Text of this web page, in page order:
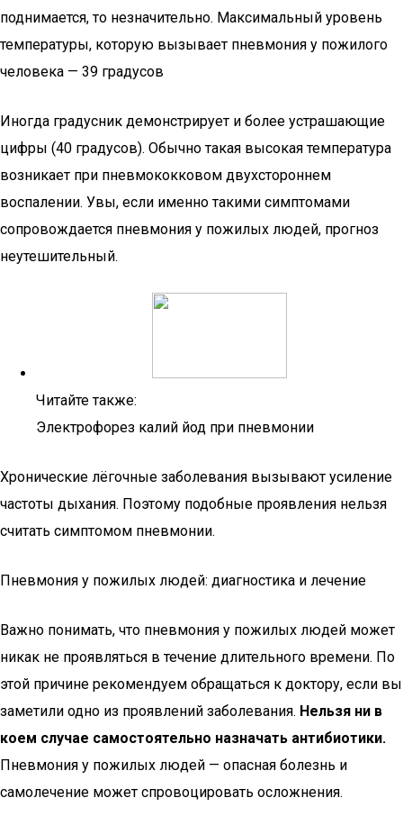
поднимается, то незначительно. Максимальный уровень
температуры, которую вызывает пневмония у пожилого
человека — 39 градусов
Иногда градусник демонстрирует и более устрашающие
цифры (40 градусов). Обычно такая высокая температура
возникает при пневмококковом двухстороннем
воспалении. Увы, если именно такими симптомами
сопровождается пневмония у пожилых людей, прогноз
неутешительный.
Читайте также:
Электрофорез калий йод при пневмонии
Хронические лёгочные заболевания вызывают усиление
частоты дыхания. Поэтому подобные проявления нельзя
считать симптомом пневмонии.
Пневмония у пожилых людей: диагностика и лечение
Важно понимать, что пневмония у пожилых людей может
никак не проявляться в течение длительного времени. По
этой причине рекомендуем обращаться к доктору, если вы
заметили одно из проявлений заболевания. Нельзя ни в
коем случае самостоятельно назначать антибиотики.
Пневмония у пожилых людей — опасная болезнь и
самолечение может спровоцировать осложнения.